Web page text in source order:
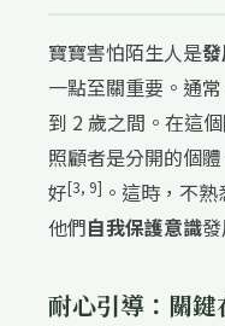
寶寶害怕陌生人是
一點至關重要。通
到 2 歲之間。在這
照顧者是分開的個
好[3, 9] 。這時，不
他們自我保護意識
耐心引導：關